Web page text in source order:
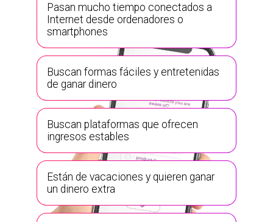
Pasan mucho tiempo conectados a
Internet desde ordenadores o
smartphones
Buscan formas fáciles y entretenidas
de ganar dinero
Buscan plataformas que ofrecen
ingresos estables
Están de vacaciones y quieren ganar
un dinero extra